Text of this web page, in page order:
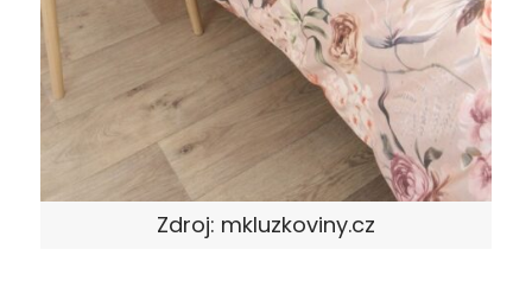
Zdroj: mkluzkoviny.cz